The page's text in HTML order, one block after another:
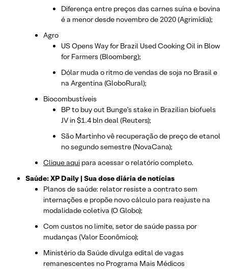
Diferença entre preços das carnes suína e bovina
é a menor desde novembro de 2020 (Agrimídia);
Agro
US Opens Way for Brazil Used Cooking Oil in Blow
for Farmers (Bloomberg);
Dólar muda o ritmo de vendas de soja no Brasil e
na Argentina (GloboRural);
Biocombustíveis
BP to buy out Bunge’s stake in Brazilian biofuels
JV in $1.4 bln deal (Reuters);
São Martinho vê recuperação de preço de etanol
no segundo semestre (NovaCana);
Clique aqui para acessar o relatório completo.
Saúde: XP Daily | Sua dose diária de notícias
Planos de saúde: relator resiste a contrato sem
internações e propõe novo cálculo para reajuste na
modalidade coletiva (O Globo);
Com custos no limite, setor de saúde passa por
mudanças (Valor Econômico);
Ministério da Saúde divulga edital de vagas
remanescentes no Programa Mais Médicos